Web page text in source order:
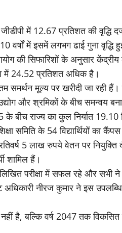
में 12.67 प्रतिशत की वृद्धि
वर्षों में इसमें लगभग ढाई गुना वृद्धि
की सिफारिशों के अनुसार केंद्रीय
में 24.52 प्रतिशत अधिक है।
मूल्य पर खरीदी जा रही हैं।
और श्रमिकों के बीच समन्वय
बीच राज्य का कुल निर्यात 19.10
समिति के 54 विद्यार्थियों का
5 लाख रुपये वेतन पर
शामिल हैं।
परीक्षा में सफल रहे और सभी ने
नीरज कुमार ने इस उपलब्धि
है, बल्कि वर्ष 2047 तक